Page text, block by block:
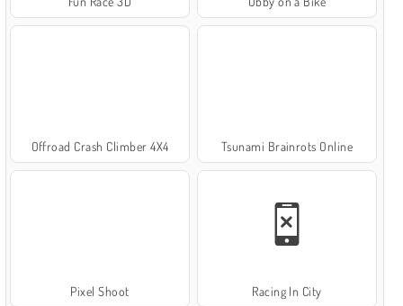
Offroad Crash Climber 4X4 Tsunami Brainrots Online
Pixel Shoot Racing In City